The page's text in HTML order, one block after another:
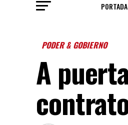
PORTADA
PODER & GOBIERNO
A